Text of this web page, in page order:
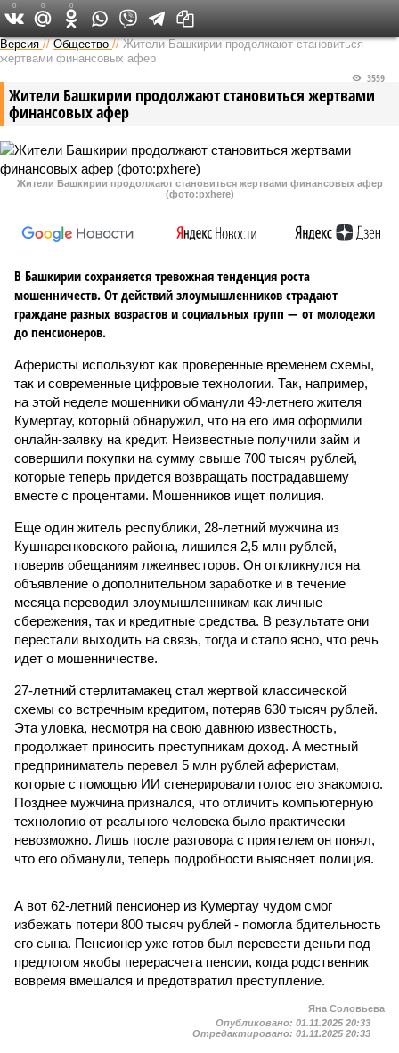
Версия в Башкирии
Версия //Общество //Жители Башкирии продолжают становиться
жертвами финансовых афер
Жители Башкирии продолжают становиться жертвами
финансовых афер
3559
Жители Башкирии продолжают становиться жертвами финансовых афер
(фото:pxhere)
В Башкирии сохраняется тревожная тенденция роста
мошенничеств. От действий злоумышленников страдают
граждане разных возрастов и социальных групп — от молодежи
до пенсионеров.
Аферисты используют как проверенные временем схемы,
так и современные цифровые технологии. Так, например,
на этой неделе мошенники обманули 49-летнего жителя
Кумертау, который обнаружил, что на его имя оформили
онлайн-заявку на кредит. Неизвестные получили займ и
совершили покупки на сумму свыше 700 тысяч рублей,
которые теперь придется возвращать пострадавшему
вместе с процентами. Мошенников ищет полиция.
Еще один житель республики, 28-летний мужчина из
Кушнаренковского района, лишился 2,5 млн рублей,
поверив обещаниям лжеинвесторов. Он откликнулся на
объявление о дополнительном заработке и в течение
месяца переводил злоумышленникам как личные
сбережения, так и кредитные средства. В результате они
перестали выходить на связь, тогда и стало ясно, что речь
идет о мошенничестве.
27-летний стерлитамакец стал жертвой классической
схемы со встречным кредитом, потеряв 630 тысяч рублей.
Эта уловка, несмотря на свою давнюю известность,
продолжает приносить преступникам доход. А местный
предприниматель перевел 5 млн рублей аферистам,
которые с помощью ИИ сгенерировали голос его знакомого.
Позднее мужчина признался, что отличить компьютерную
технологию от реального человека было практически
невозможно. Лишь после разговора с приятелем он понял,
что его обманули, теперь подробности выясняет полиция.
А вот 62-летний пенсионер из Кумертау чудом смог
избежать потери 800 тысяч рублей - помогла бдительность
его сына. Пенсионер уже готов был перевести деньги под
предлогом якобы перерасчета пенсии, когда родственник
вовремя вмешался и предотвратил преступление.
0 0 0
Яна Соловьева
Опубликовано: 01.11.2025 20:33
Отредактировано: 01.11.2025 20:33